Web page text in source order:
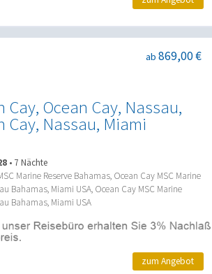
Cay, Ocean Cay, Nassau,
Cay, Nassau, Miami
ab 869,00 €
• 7 Nächte
Marine Reserve Bahamas, Ocean Cay MSC Marine
Bahamas, Miami USA, Ocean Cay MSC Marine
Bahamas, Miami USA
zum Angebot